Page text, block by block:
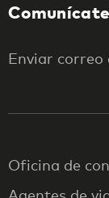
Enviar correo
Oficina de
Agentes de